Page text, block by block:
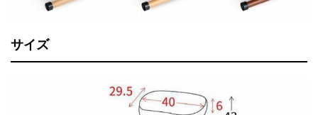
サイズ